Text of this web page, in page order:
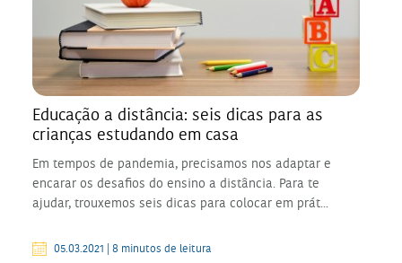
Educação a distância: seis dicas para as
crianças estudando em casa
Em tempos de pandemia, precisamos nos adaptar e
encarar os desafios do ensino a distância. Para te
ajudar, trouxemos seis dicas para colocar em prát...
05.03.2021 | 8 minutos de leitura